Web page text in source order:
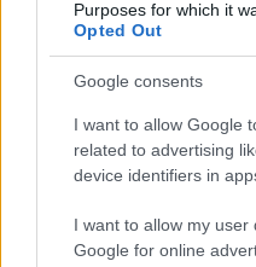
Purposes for which it
Opted Out
Google consents
I want to allow Google
related to advertising
device identifiers in
I want to allow my user
Google for online
Accedi
Feed dei commenti